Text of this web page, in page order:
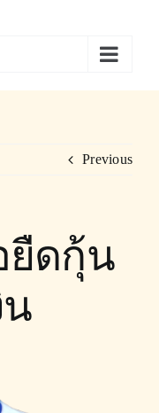
Previous
ยืดกุ้น